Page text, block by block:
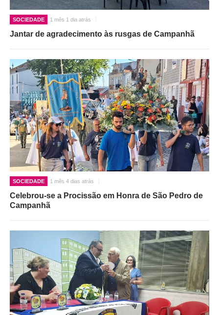
SOCIEDADE 1 mês 1 dia atrás
Jantar de agradecimento às rusgas de Campanhã
SOCIEDADE 1 mês 4 dias atrás
Celebrou-se a Procissão em Honra de São Pedro de
Campanhã